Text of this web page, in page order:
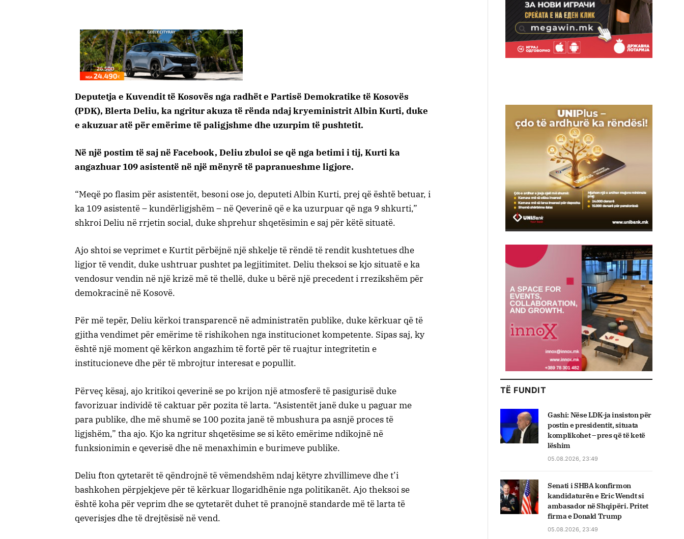
Deputetja e Kuvendit të Kosovës nga radhët e Partisë Demokratike të Kosovës
(PDK), Blerta Deliu, ka ngritur akuza të rënda ndaj kryeministrit Albin Kurti, duke
e akuzuar atë për emërime të paligjshme dhe uzurpim të pushtetit.
Në një postim të saj në Facebook, Deliu zbuloi se që nga betimi i tij, Kurti ka
angazhuar 109 asistentë në një mënyrë të papranueshme ligjore.
“Meqë po flasim për asistentët, besoni ose jo, deputeti Albin Kurti, prej që është betuar, i
ka 109 asistentë – kundërligjshëm – në Qeverinë që e ka uzurpuar që nga 9 shkurti,”
shkroi Deliu në rrjetin social, duke shprehur shqetësimin e saj për këtë situatë.
Ajo shtoi se veprimet e Kurtit përbëjnë një shkelje të rëndë të rendit kushtetues dhe
ligjor të vendit, duke ushtruar pushtet pa legjitimitet. Deliu theksoi se kjo situatë e ka
vendosur vendin në një krizë më të thellë, duke u bërë një precedent i rrezikshëm për
demokracinë në Kosovë.
Për më tepër, Deliu kërkoi transparencë në administratën publike, duke kërkuar që të
gjitha vendimet për emërime të rishikohen nga institucionet kompetente. Sipas saj, ky
është një moment që kërkon angazhim të fortë për të ruajtur integritetin e
institucioneve dhe për të mbrojtur interesat e popullit.
Përveç kësaj, ajo kritikoi qeverinë se po krijon një atmosferë të pasigurisë duke
favorizuar individë të caktuar për pozita të larta. “Asistentët janë duke u paguar me
para publike, dhe më shumë se 100 pozita janë të mbushura pa asnjë proces të
ligjshëm,” tha ajo. Kjo ka ngritur shqetësime se si këto emërime ndikojnë në
funksionimin e qeverisë dhe në menaxhimin e burimeve publike.
Deliu fton qytetarët të qëndrojnë të vëmendshëm ndaj këtyre zhvillimeve dhe t’i
bashkohen përpjekjeve për të kërkuar llogaridhënie nga politikanët. Ajo theksoi se
është koha për veprim dhe se qytetarët duhet të pranojnë standarde më të larta të
qeverisjes dhe të drejtësisë në vend.
TË FUNDIT
Gashi: Nëse LDK-ja insiston për
postin e presidentit, situata
komplikohet – pres që të ketë
lëshim
05.08.2026, 23:49
Senati i SHBA konfirmon
kandidaturën e Eric Wendt si
ambasador në Shqipëri. Pritet
firma e Donald Trump
05.08.2026, 23:49